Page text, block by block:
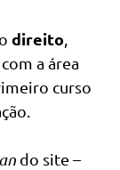
direito
a área
curso
do site –